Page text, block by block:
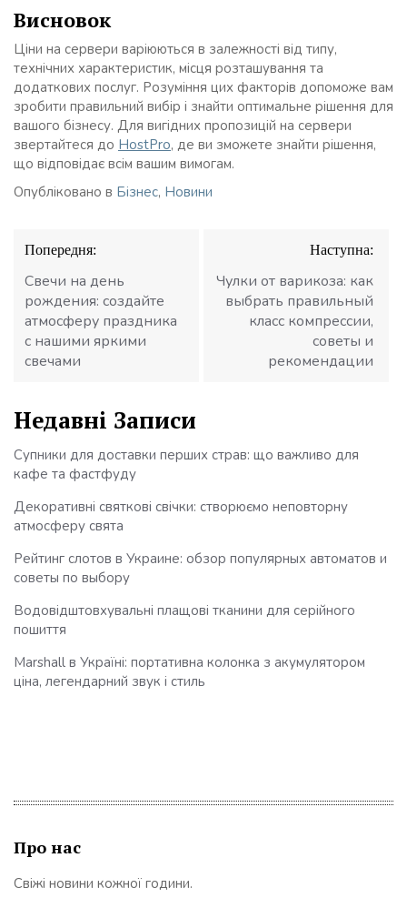
Висновок
Ціни на сервери варіюються в залежності від типу,
технічних характеристик, місця розташування та
додаткових послуг. Розуміння цих факторів допоможе вам
зробити правильний вибір і знайти оптимальне рішення для
вашого бізнесу. Для вигідних пропозицій на сервери
звертайтеся до HostPro, де ви зможете знайти рішення,
що відповідає всім вашим вимогам.
Опубліковано в Бізнес, Новини
Навігація
записів
Попередня:
Свечи на день
рождения: создайте
атмосферу праздника
с нашими яркими
свечами
Наступна:
Чулки от варикоза: как
выбрать правильный
класс компрессии,
советы и
рекомендации
Недавні Записи
Супники для доставки перших страв: що важливо для
кафе та фастфуду
Декоративні святкові свічки: створюємо неповторну
атмосферу свята
Рейтинг слотов в Украине: обзор популярных автоматов и
советы по выбору
Водовідштовхувальні плащові тканини для серійного
пошиття
Marshall в Україні: портативна колонка з акумулятором
ціна, легендарний звук і стиль
Про нас
Свіжі новини кожної години.